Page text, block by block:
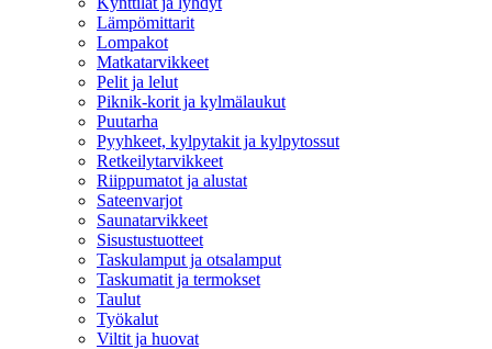
Lämpömittarit
Lompakot
Matkatarvikkeet
Pelit ja lelut
Piknik-korit ja kylmälaukut
Puutarha
Pyyhkeet, kylpytakit ja kylpytossut
Retkeilytarvikkeet
Riippumatot ja alustat
Sateenvarjot
Saunatarvikkeet
Sisustustuotteet
Taskulamput ja otsalamput
Taskumatit ja termokset
Taulut
Työkalut
Viltit ja huovat